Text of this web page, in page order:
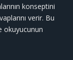
konseptini
verir. Bu
okuyucunun